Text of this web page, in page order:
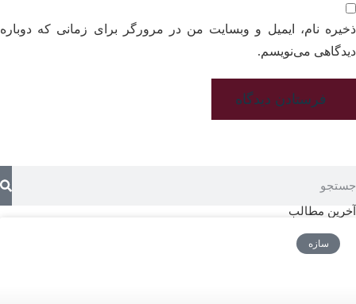
ذخیره نام، ایمیل و وبسایت من در مرورگر برای زمانی که دوباره
دیدگاهی می‌نویسم.
آخرین مطالب
سازه